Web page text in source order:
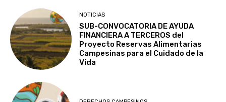
NOTICIAS
SUB-CONVOCATORIA DE AYUDA
FINANCIERA A TERCEROS del
Proyecto Reservas Alimentarias
Campesinas para el Cuidado de la
Vida